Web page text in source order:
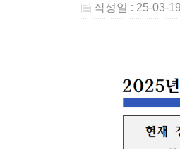
작성일 : 25-03-